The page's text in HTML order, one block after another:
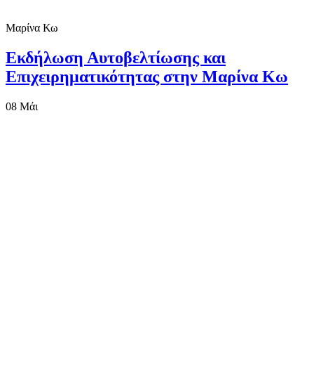
Μαρίνα Κω
Εκδήλωση Αυτοβελτίωσης και
Επιχειρηματικότητας στην Μαρίνα Κω
08 Μάι